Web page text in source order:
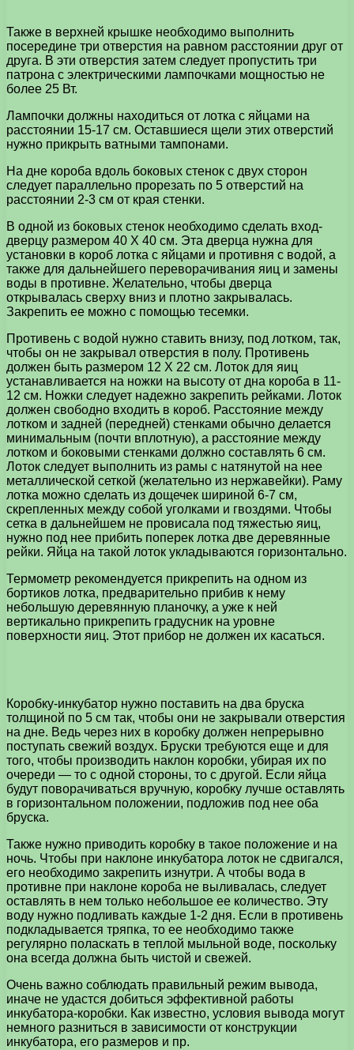
Также в верхней крышке необходимо выполнить
посередине три отверстия на равном расстоянии друг от
друга. В эти отверстия затем следует пропустить три
патрона с электрическими лампочками мощностью не
более 25 Вт.
Лампочки должны находиться от лотка с яйцами на
расстоянии 15-17 см. Оставшиеся щели этих отверстий
нужно прикрыть ватными тампонами.
На дне короба вдоль боковых стенок с двух сторон
следует параллельно прорезать по 5 отверстий на
расстоянии 2-3 см от края стенки.
В одной из боковых стенок необходимо сделать вход-
дверцу размером 40 X 40 см. Эта дверца нужна для
установки в короб лотка с яйцами и противня с водой, а
также для дальнейшего переворачивания яиц и замены
воды в противне. Желательно, чтобы дверца
открывалась сверху вниз и плотно закрывалась.
Закрепить ее можно с помощью тесемки.
Противень с водой нужно ставить внизу, под лотком, так,
чтобы он не закрывал отверстия в полу. Противень
должен быть размером 12 X 22 см. Лоток для яиц
устанавливается на ножки на высоту от дна короба в 11-
12 см. Ножки следует надежно закрепить рейками. Лоток
должен свободно входить в короб. Расстояние между
лотком и задней (передней) стенками обычно делается
минимальным (почти вплотную), а расстояние между
лотком и боковыми стенками должно составлять 6 см.
Лоток следует выполнить из рамы с натянутой на нее
металлической сеткой (желательно из нержавейки). Раму
лотка можно сделать из дощечек шириной 6-7 см,
скрепленных между собой уголками и гвоздями. Чтобы
сетка в дальнейшем не провисала под тяжестью яиц,
нужно под нее прибить поперек лотка две деревянные
рейки. Яйца на такой лоток укладываются горизонтально.
Термометр рекомендуется прикрепить на одном из
бортиков лотка, предварительно прибив к нему
небольшую деревянную планочку, а уже к ней
вертикально прикрепить градусник на уровне
поверхности яиц. Этот прибор не должен их касаться.
Коробку-инкубатор нужно поставить на два бруска
толщиной по 5 см так, чтобы они не закрывали отверстия
на дне. Ведь через них в коробку должен непрерывно
поступать свежий воздух. Бруски требуются еще и для
того, чтобы производить наклон коробки, убирая их по
очереди — то с одной стороны, то с другой. Если яйца
будут поворачиваться вручную, коробку лучше оставлять
в горизонтальном положении, подложив под нее оба
бруска.
Также нужно приводить коробку в такое положение и на
ночь. Чтобы при наклоне инкубатора лоток не сдвигался,
его необходимо закрепить изнутри. А чтобы вода в
противне при наклоне короба не выливалась, следует
оставлять в нем только небольшое ее количество. Эту
воду нужно подливать каждые 1-2 дня. Если в противень
подкладывается тряпка, то ее необходимо также
регулярно поласкать в теплой мыльной воде, поскольку
она всегда должна быть чистой и свежей.
Очень важно соблюдать правильный режим вывода,
иначе не удастся добиться эффективной работы
инкубатора-коробки. Как известно, условия вывода могут
немного разниться в зависимости от конструкции
инкубатора, его размеров и пр.